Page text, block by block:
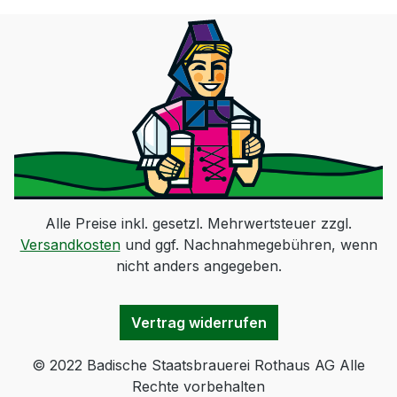
Alle Preise inkl. gesetzl. Mehrwertsteuer zzgl.
Versandkostenund ggf. Nachnahmegebühren, wenn
nicht anders angegeben.
Vertrag widerrufen
© 2022 Badische Staatsbrauerei Rothaus AG Alle
Rechte vorbehalten